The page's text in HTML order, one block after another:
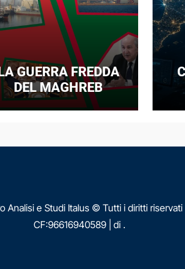
GUERRA FREDDA
DEL MAGHREB
Analisi e Studi Italus © Tutti i diritti riservati
CF:96616940589 di .